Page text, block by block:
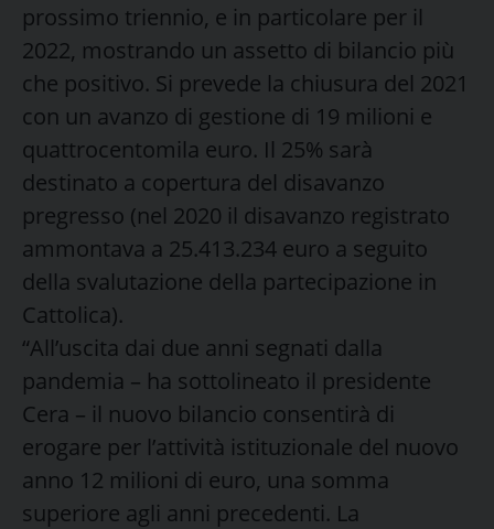
prossimo triennio, e in particolare per il
2022, mostrando un assetto di bilancio più
che positivo. Si prevede la chiusura del 2021
con un avanzo di gestione di 19 milioni e
quattrocentomila euro. Il 25% sarà
destinato a copertura del disavanzo
pregresso (nel 2020 il disavanzo registrato
ammontava a 25.413.234 euro a seguito
della svalutazione della partecipazione in
Cattolica).
“All’uscita dai due anni segnati dalla
pandemia – ha sottolineato il presidente
Cera – il nuovo bilancio consentirà di
erogare per l’attività istituzionale del nuovo
anno 12 milioni di euro, una somma
superiore agli anni precedenti. La